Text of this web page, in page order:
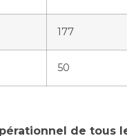
177
50
de tous